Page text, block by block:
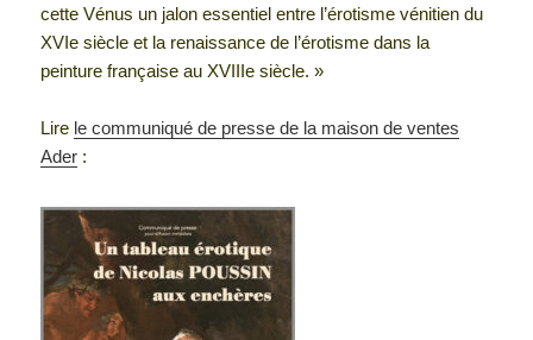
cette Vénus un jalon essentiel entre l’érotisme vénitien du
XVIe siècle et la renaissance de l’érotisme dans la
peinture française au XVIIIe siècle. »
Lire le communiqué de presse de la maison de ventes
Ader :